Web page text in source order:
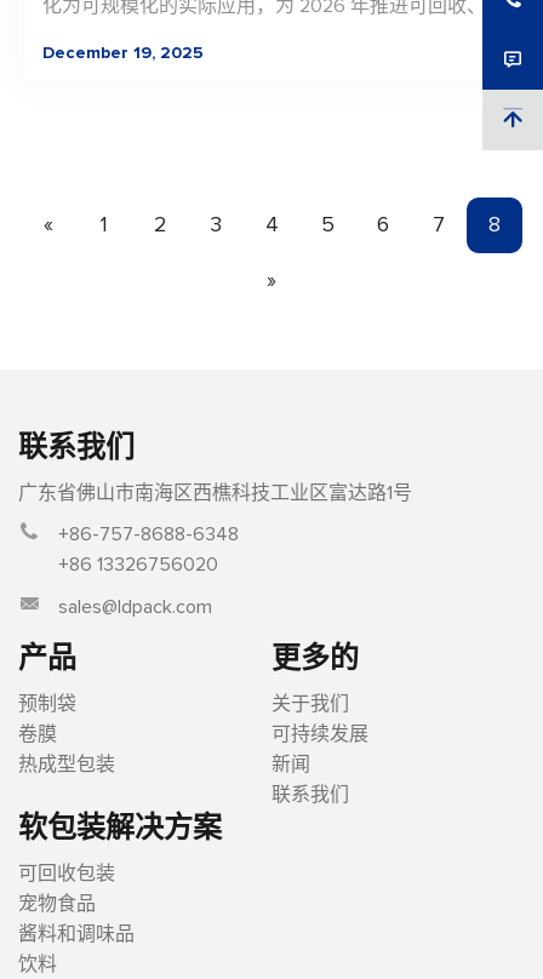
化为可规模化的实际应用，为 2026 年推进可回收、
December 19, 2025
« 1 2 3 4 5 6 7 8
»
联系我们
广东省佛山市南海区西樵科技工业区富达路1号
+86-757-8688-6348
+86 13326756020
sales@ldpack.com
产品
预制袋
卷膜
热成型包装
软包装解决方案
可回收包装
宠物食品
酱料和调味品
饮料
更多的
关于我们
可持续发展
新闻
联系我们